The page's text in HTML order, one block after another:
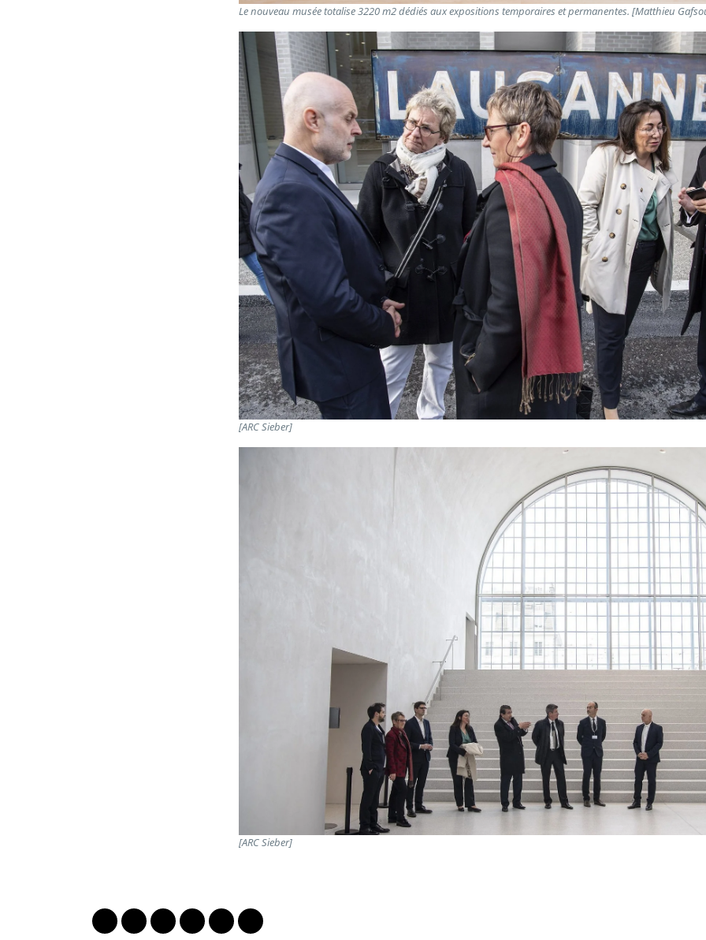
Le nouveau musée totalise 3220 m2 dédiés aux expositions temporaires et permanentes. [Matthieu
[ARC Sieber]
[ARC Sieber]
Lien vers le profil Mastodon
Lien vers le profil Bluesky
Lien vers le profil Instagram
Lien vers le profil Linkedin
Lien vers le profil Facebook
Lien vers le profil Twitter